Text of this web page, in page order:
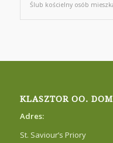
Ślub kościelny osób
KLASZTOR OO.
Adres:
St. Saviour’s Priory